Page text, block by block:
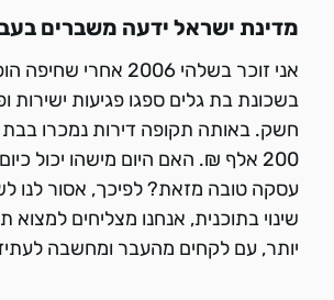
מדינת ישראל ידעה משברים
אני זוכר בשלהי 2006
בשכונת בת גלים ספגו פגיעות ישירות
200 אלף ₪. האם היום מישהו יכול
עסקה טובה מזאת? לפיכך, אסור לנו
שינוי בתוכנית, אנחנו מצליחים למצוא
יותר, עם לקחים מהעבר ומחשבה